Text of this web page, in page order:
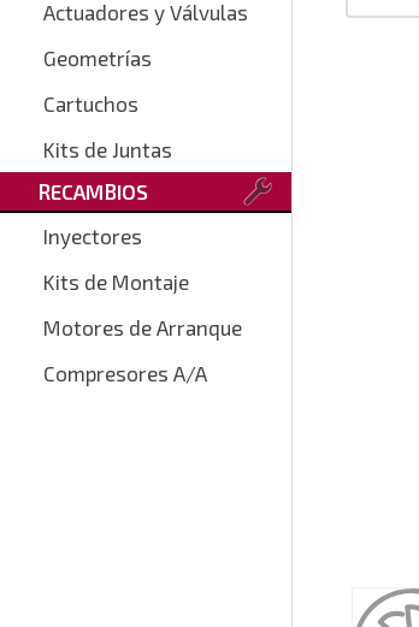
Actuadores y Válvulas
Geometrías
Cartuchos
Kits de Juntas
RECAMBIOS
Inyectores
Kits de Montaje
Motores de Arranque
Compresores A/A